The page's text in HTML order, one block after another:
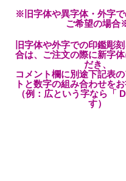
※旧字体や異字体・外字
ご希望の場合
旧字体や外字での印鑑彫
合は、ご注文の際に新字
だき、
コメント欄に別途下記表
トと数字の組み合わせをお
（例：広という字なら「
す）